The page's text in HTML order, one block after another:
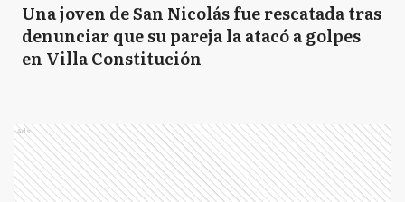
Una joven de San Nicolás fue rescatada tras
denunciar que su pareja la atacó a golpes
en Villa Constitución
Ads